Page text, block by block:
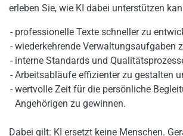
erleben Sie, wie KI dabei unterstützen
professionelle Texte schneller zu
wiederkehrende Verwaltungsaufgaben
interne Standards und
Arbeitsabläufe effizienter zu gestalten
wertvolle Zeit für die persönliche
Angehörigen zu gewinnen.
Dabei gilt: KI ersetzt keine Menschen.